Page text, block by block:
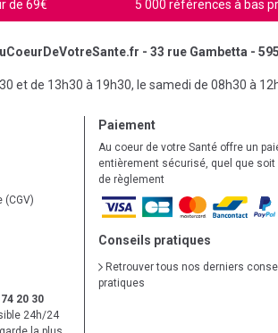
de 69€ 5 000 références à bas
- 33 rue Gambetta -
et de 13h30 à 19h30, le samedi de 08h30 à
20 30
24h/24
Paiement
Au coeur de votre Santé offre un
entièrement sécurisé, quel que soit
de règlement
Conseils pratiques
Retrouver tous nos derniers
pratiques